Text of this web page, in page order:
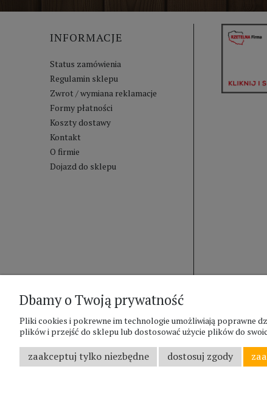
INFORMACJE
Status zamówienia
Regulamin sklepu
Zwrot / wymiana reklamacje
Formy płatności
Koszty dostawy
Kontakt
O firmie
Dojazd do sklepu
Dbamy o Twoją prywatność
Pliki cookies i pokrewne im technologie umożliwiają poprawne
plików i przejść do sklepu lub dostosować użycie plików do
zaakceptuj tylko niezbędne dostosuj zgody